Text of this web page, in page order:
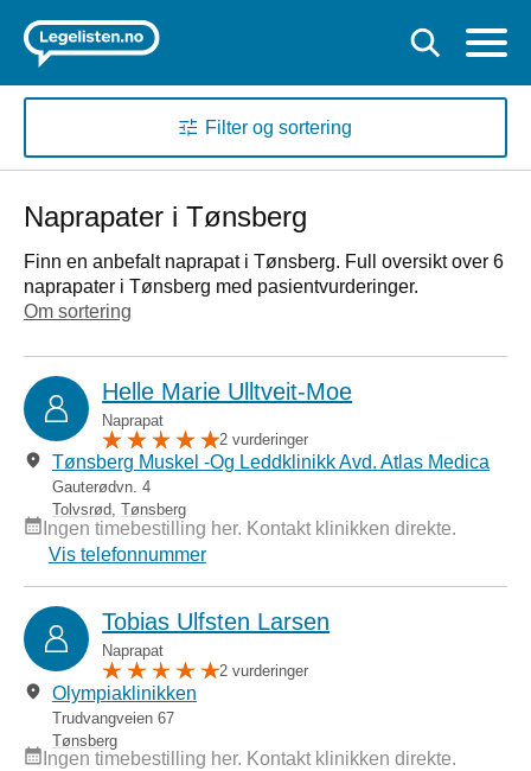
Filter og sortering
Naprapater i Tønsberg
Finn en anbefalt naprapat i Tønsberg. Full oversikt over 6
naprapater i Tønsberg med pasientvurderinger.
Om sortering
Helle Marie Ulltveit-Moe
Naprapat
2 vurderinger
Tønsberg Muskel -Og Leddklinikk Avd. Atlas Medica
Gauterødvn. 4
Tolvsrød Tønsberg
Ingen timebestilling her. Kontakt klinikken direkte.
Vis telefonnummer
Tobias Ulfsten Larsen
Naprapat
2 vurderinger
Olympiaklinikken
Trudvangveien 67
Tønsberg
Ingen timebestilling her. Kontakt klinikken direkte.